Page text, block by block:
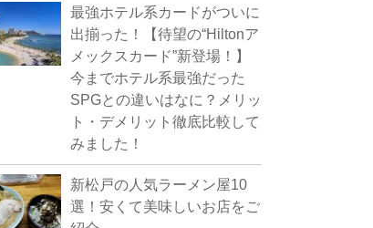
最強ホテル系カードがついに
出揃った！【待望の“Hiltonア
メックスカード”新登場！】
今までホテル系最強だった
SPGとの違いはなに？メリッ
ト・デメリット徹底比較して
みました！
新松戸の人気ラーメン屋10
選！安くて美味しいお店をご